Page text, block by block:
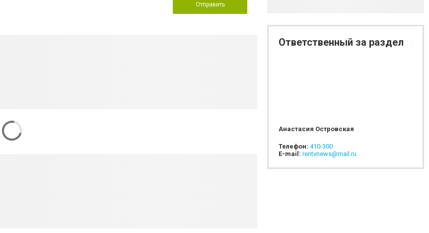
Отправить
Ответственный за раздел
Анастасия Островская
Телефон: 410-300
E-mail: rentvnews@mail.ru